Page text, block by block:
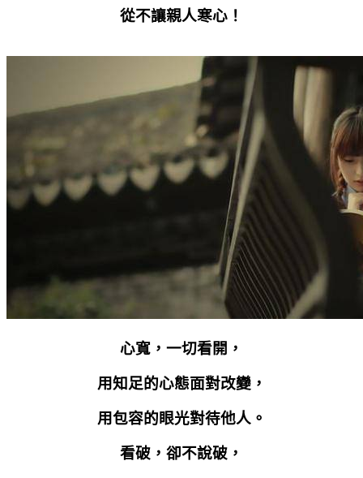
從不讓親人寒心！
心寬，一切看開，
用知足的心態面對改變，
用包容的眼光對待他人。
看破，卻不說破，